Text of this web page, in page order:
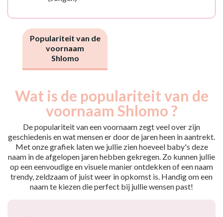
Populariteit van de
voornaam
Shlomo
Wat is de populariteit van de
voornaam Shlomo ?
De populariteit van een voornaam zegt veel over zijn
geschiedenis en wat mensen er door de jaren heen in aantrekt.
Met onze grafiek laten we jullie zien hoeveel baby's deze
naam in de afgelopen jaren hebben gekregen. Zo kunnen jullie
op een eenvoudige en visuele manier ontdekken of een naam
trendy, zeldzaam of juist weer in opkomst is. Handig om een
naam te kiezen die perfect bij jullie wensen past!
Popularité du
prénom Shlomo par
année
Année
Nouveaux-
nés
2021
7